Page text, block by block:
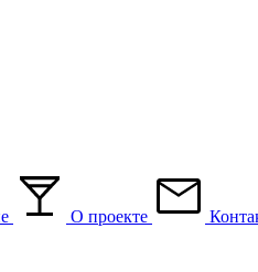
О проекте